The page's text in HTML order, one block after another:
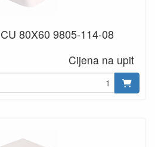
80X60 9805-114-08
Cijena na upit